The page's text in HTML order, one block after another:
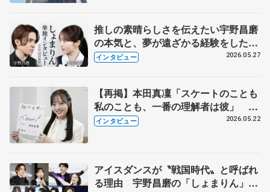
推しの素晴らしさを伝えたい宇野昌磨
の本気と、夢が遠ざかる経験をした本
田真凜の覚悟
インタビュー 2026.05.27
【再掲】本田真凜「スケートのことも
私のことも、一番の理解者は彼」 引
退時の単独インタビューで語った競技
インタビュー 2026.05.22
アイスダンスが〝戦国時代〟と呼ばれ
る理由 宇野昌磨の「しょまりん」ら